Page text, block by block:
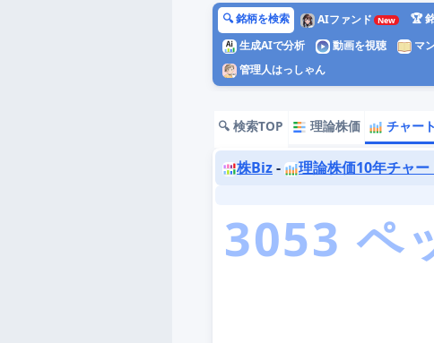
🔍 銘柄を検索 AIファンド 🏆
生成AIで分析
動画を視聴 マ
管理人はっしゃん
🔍 検索TOP 理論株価 チャート
株Biz- 理論株価10年チャー